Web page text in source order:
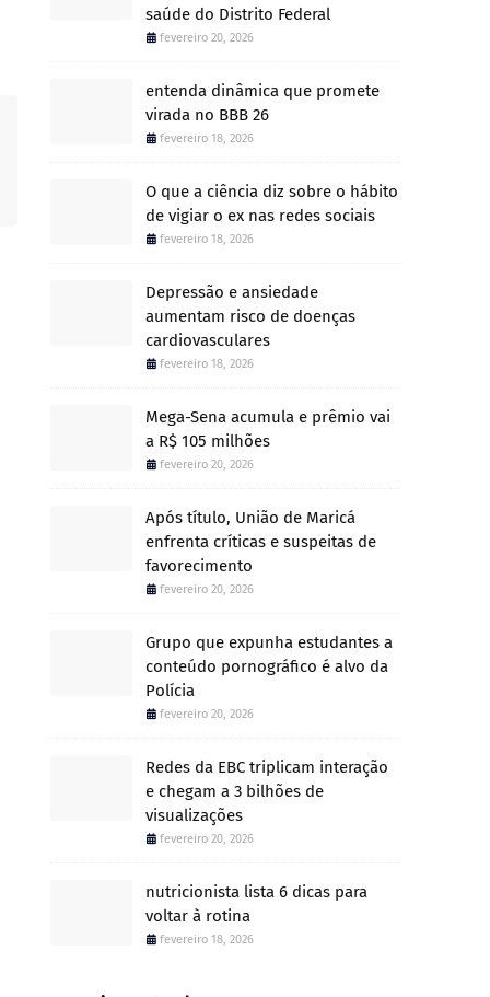
saúde do Distrito Federal
fevereiro 20, 2026
entenda dinâmica que promete
virada no BBB 26
fevereiro 18, 2026
O que a ciência diz sobre o hábito
de vigiar o ex nas redes sociais
fevereiro 18, 2026
Depressão e ansiedade
aumentam risco de doenças
cardiovasculares
fevereiro 18, 2026
Mega-Sena acumula e prêmio vai
a R$ 105 milhões
fevereiro 20, 2026
Após título, União de Maricá
enfrenta críticas e suspeitas de
favorecimento
fevereiro 20, 2026
Grupo que expunha estudantes a
conteúdo pornográfico é alvo da
Polícia
fevereiro 20, 2026
Redes da EBC triplicam interação
e chegam a 3 bilhões de
visualizações
fevereiro 20, 2026
nutricionista lista 6 dicas para
voltar à rotina
fevereiro 18, 2026